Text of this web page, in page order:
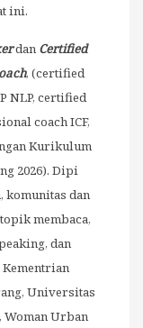
ini.
dan Certified
, (certified
NLP, certified
coach ICF,
Kurikulum
2026). Dipi
komunitas dan
membaca,
dan
Universitas
Woman Urban